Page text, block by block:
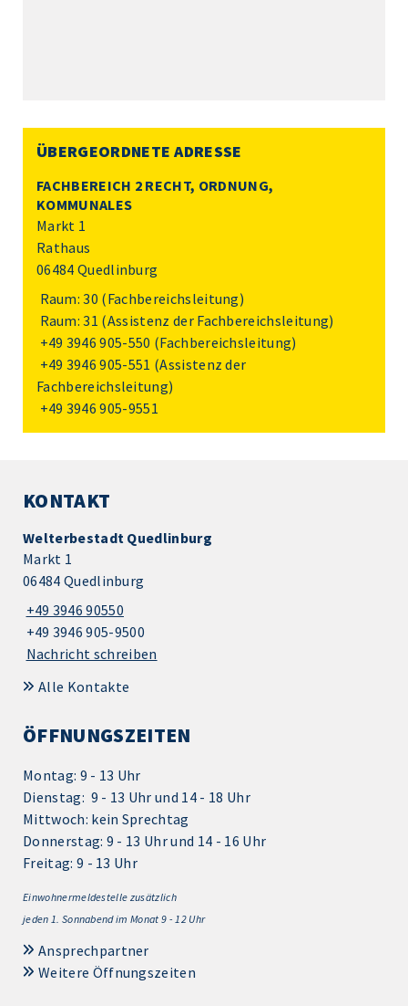
ÜBERGEORDNETE ADRESSE
FACHBEREICH 2 RECHT, ORDNUNG,
KOMMUNALES
Markt 1
Rathaus
06484 Quedlinburg
Raum: 30 (Fachbereichsleitung)
Raum: 31 (Assistenz der Fachbereichsleitung)
+49 3946 905-550 (Fachbereichsleitung)
+49 3946 905-551 (Assistenz der
Fachbereichsleitung)
+49 3946 905-9551
KONTAKT
Welterbestadt Quedlinburg
Markt 1
06484 Quedlinburg
+49 3946 90550
+49 3946 905-9500
Nachricht schreiben
Alle Kontakte
ÖFFNUNGSZEITEN
Montag: 9 - 13 Uhr
Dienstag: 9 - 13 Uhr und 14 - 18 Uhr
Mittwoch: kein Sprechtag
Donnerstag: 9 - 13 Uhr und 14 - 16 Uhr
Freitag: 9 - 13 Uhr
Einwohnermeldestelle zusätzlich
jeden 1. Sonnabend im Monat 9 - 12 Uhr
Ansprechpartner
Weitere Öffnungszeiten